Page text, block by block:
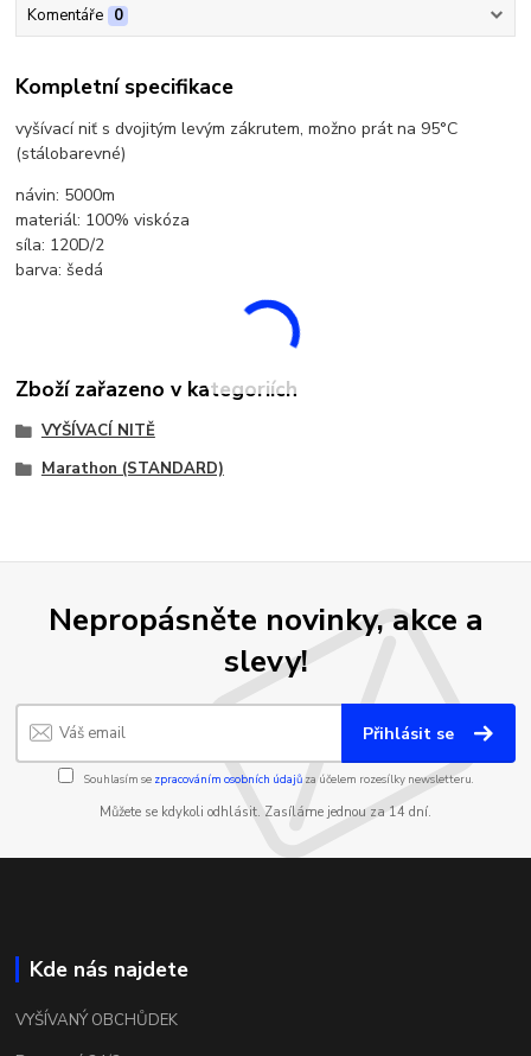
Komentáře 0
Kompletní specifikace
vyšívací niť s dvojitým levým zákrutem, možno prát na 95°C
(stálobarevné)
návin: 5000m
materiál: 100% viskóza
síla: 120D/2
barva: šedá
Zboží zařazeno v kategoriích
VYŠÍVACÍ NITĚ
Marathon (STANDARD)
Nepropásněte novinky, akce a
slevy!
Přihlásit se
Souhlasím se zpracováním osobních údajůza účelem rozesílky newsletteru.
Můžete se kdykoli odhlásit. Zasíláme jednou za 14 dní.
Kde nás najdete
VYŠÍVANÝ OBCHŮDEK